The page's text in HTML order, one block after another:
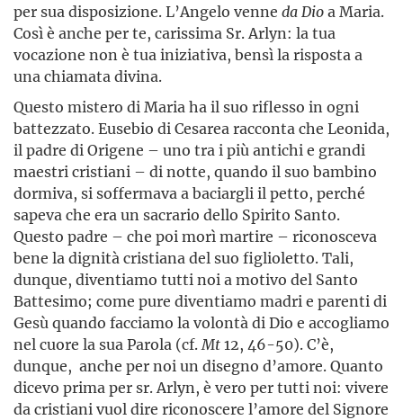
per sua disposizione. L’Angelo venne da Dioa Maria.
Così è anche per te, carissima Sr. Arlyn: la tua
vocazione non è tua iniziativa, bensì la risposta a
una chiamata divina.
Questo mistero di Maria ha il suo riflesso in ogni
battezzato. Eusebio di Cesarea racconta che Leonida,
il padre di Origene – uno tra i più antichi e grandi
maestri cristiani – di notte, quando il suo bambino
dormiva, si soffermava a baciargli il petto, perché
sapeva che era un sacrario dello Spirito Santo.
Questo padre – che poi morì martire – riconosceva
bene la dignità cristiana del suo figlioletto. Tali,
dunque, diventiamo tutti noi a motivo del Santo
Battesimo; come pure diventiamo madri e parenti di
Gesù quando facciamo la volontà di Dio e accogliamo
nel cuore la sua Parola (cf. Mt12, 46-50). C’è,
dunque, anche per noi un disegno d’amore. Quanto
dicevo prima per sr. Arlyn, è vero per tutti noi: vivere
da cristiani vuol dire riconoscere l’amore del Signore